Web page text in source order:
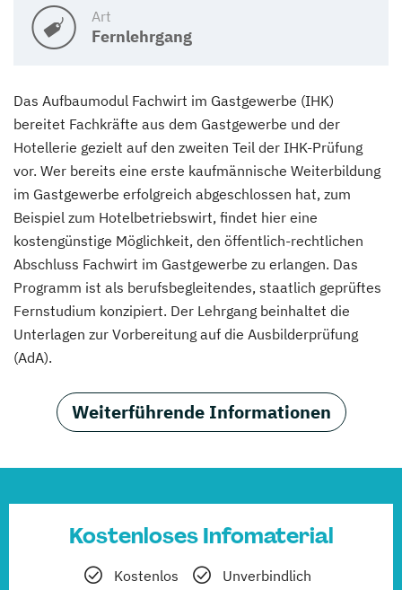
Art
Fernlehrgang
Das Aufbaumodul Fachwirt im Gastgewerbe (IHK)
bereitet Fachkräfte aus dem Gastgewerbe und der
Hotellerie gezielt auf den zweiten Teil der IHK-Prüfung
vor. Wer bereits eine erste kaufmännische Weiterbildung
im Gastgewerbe erfolgreich abgeschlossen hat, zum
Beispiel zum Hotelbetriebswirt, findet hier eine
kostengünstige Möglichkeit, den öffentlich-rechtlichen
Abschluss Fachwirt im Gastgewerbe zu erlangen. Das
Programm ist als berufsbegleitendes, staatlich geprüftes
Fernstudium konzipiert. Der Lehrgang beinhaltet die
Unterlagen zur Vorbereitung auf die Ausbilderprüfung
(AdA).
Weiterführende Informationen
Kostenloses Infomaterial
Kostenlos
Unverbindlich